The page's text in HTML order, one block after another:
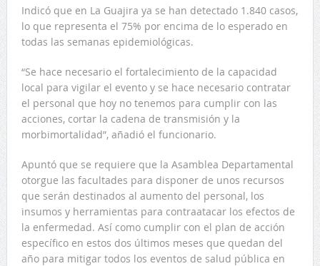
Indicó que en La Guajira ya se han detectado 1.840 casos,
lo que representa el 75% por encima de lo esperado en
todas las semanas epidemiológicas.
“Se hace necesario el fortalecimiento de la capacidad
local para vigilar el evento y se hace necesario contratar
el personal que hoy no tenemos para cumplir con las
acciones, cortar la cadena de transmisión y la
morbimortalidad”, añadió el funcionario.
Apuntó que se requiere que la Asamblea Departamental
otorgue las facultades para disponer de unos recursos
que serán destinados al aumento del personal, los
insumos y herramientas para contraatacar los efectos de
la enfermedad. Así como cumplir con el plan de acción
específico en estos dos últimos meses que quedan del
año para mitigar todos los eventos de salud pública en